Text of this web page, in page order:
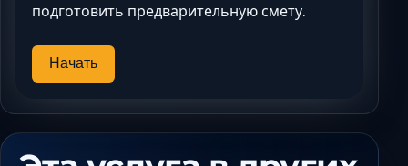
подготовить предварительную смету.
Начать